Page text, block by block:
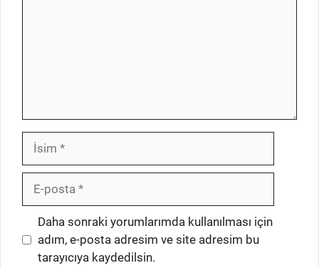
İsim
posta
İnternet
sitesi
Daha sonraki yorumlarımda kullanılması için
adım, e-posta adresim ve site adresim bu
tarayıcıya kaydedilsin.